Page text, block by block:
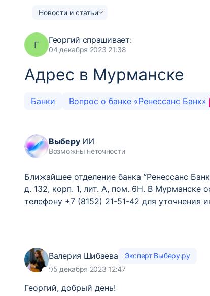
Новости и статьи
Г Георгий спрашивает:
04 декабря 2023 21:38
Адрес в Мурманске
Банки Вопрос о банке «Ренессанс Банк»
ВыберуИИ
Возможны неточности
Ближайшее отделение банка ”Ренессанс
д. 132, корп. 1, лит. А, пом. 6Н. В Мурманске
телефону +7 (8152) 21-51-42 для уточнения
Валерия Шибаева
Эксперт Выберу.ру
05 декабря 2023 12:47
Георгий, добрый день!